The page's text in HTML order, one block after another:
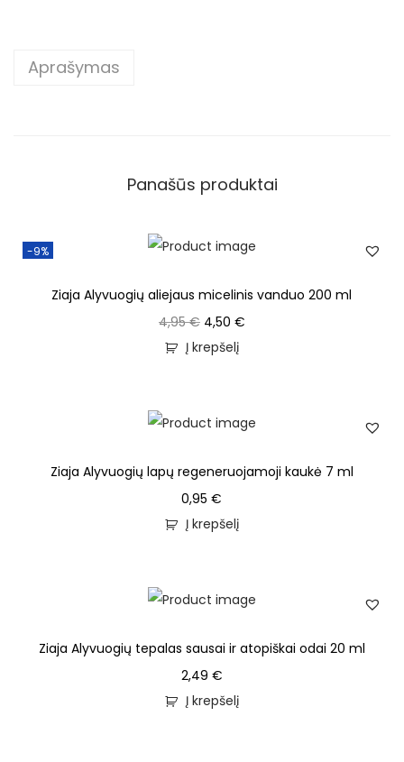
Aprašymas
Panašūs produktai
-9%
Ziaja Alyvuogių aliejaus micelinis vanduo 200 ml
4,95€ 4,50 €
Į krepšelį
Ziaja Alyvuogių lapų regeneruojamoji kaukė 7 ml
0,95€
Į krepšelį
Ziaja Alyvuogių tepalas sausai ir atopiškai odai 20 ml
2,49 €
Į krepšelį